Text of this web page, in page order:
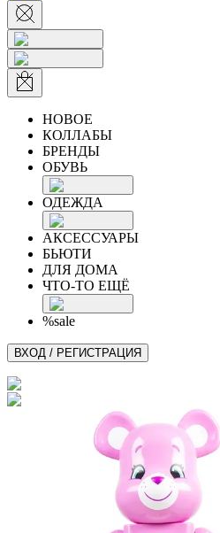
НОВОЕ
КОЛЛАБЫ
БРЕНДЫ
ОБУВЬ
ОДЕЖДА
АКСЕССУАРЫ
БЬЮТИ
ДЛЯ ДОМА
ЧТО-ТО ЕЩЁ
%sale
ВХОД / РЕГИСТРАЦИЯ